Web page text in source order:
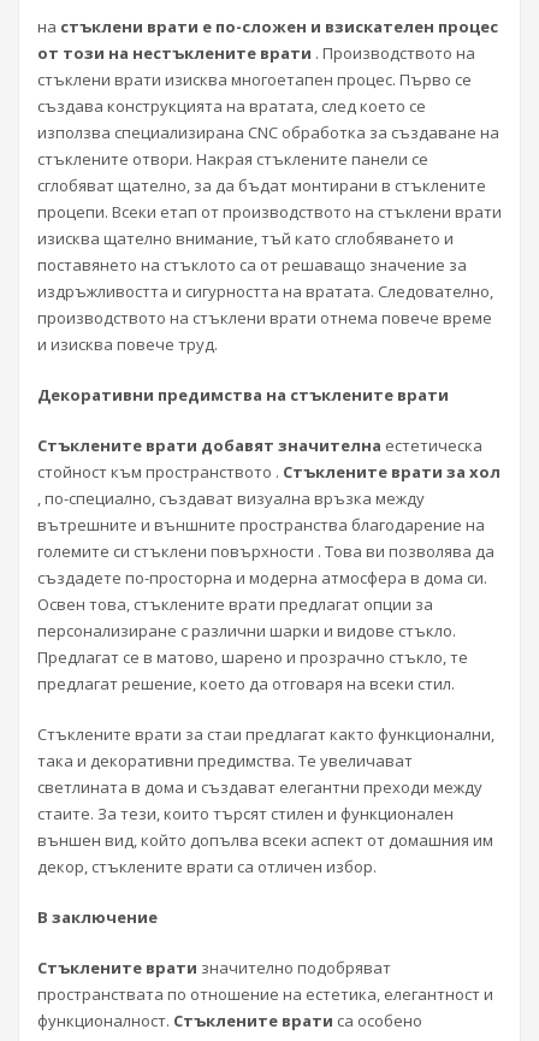
на стъклени врати е по-сложен и взискателен процес
от този на нестъклените врати . Производството на
стъклени врати изисква многоетапен процес. Първо се
създава конструкцията на вратата, след което се
използва специализирана CNC обработка за създаване на
стъклените отвори. Накрая стъклените панели се
сглобяват щателно, за да бъдат монтирани в стъклените
процепи. Всеки етап от производството на стъклени врати
изисква щателно внимание, тъй като сглобяването и
поставянето на стъклото са от решаващо значение за
издръжливостта и сигурността на вратата. Следователно,
производството на стъклени врати отнема повече време
и изисква повече труд.
Декоративни предимства на стъклените врати
Стъклените врати добавят значителна естетическа
стойност към пространството . Стъклените врати за хол
, по-специално, създават визуална връзка между
вътрешните и външните пространства благодарение на
големите си стъклени повърхности . Това ви позволява да
създадете по-просторна и модерна атмосфера в дома си.
Освен това, стъклените врати предлагат опции за
персонализиране с различни шарки и видове стъкло.
Предлагат се в матово, шарено и прозрачно стъкло, те
предлагат решение, което да отговаря на всеки стил.
Стъклените врати за стаи предлагат както функционални,
така и декоративни предимства. Те увеличават
светлината в дома и създават елегантни преходи между
стаите. За тези, които търсят стилен и функционален
външен вид, който допълва всеки аспект от домашния им
декор, стъклените врати са отличен избор.
В заключение
Стъклените врати значително подобряват
пространствата по отношение на естетика, елегантност и
функционалност. Стъклените врати са особено